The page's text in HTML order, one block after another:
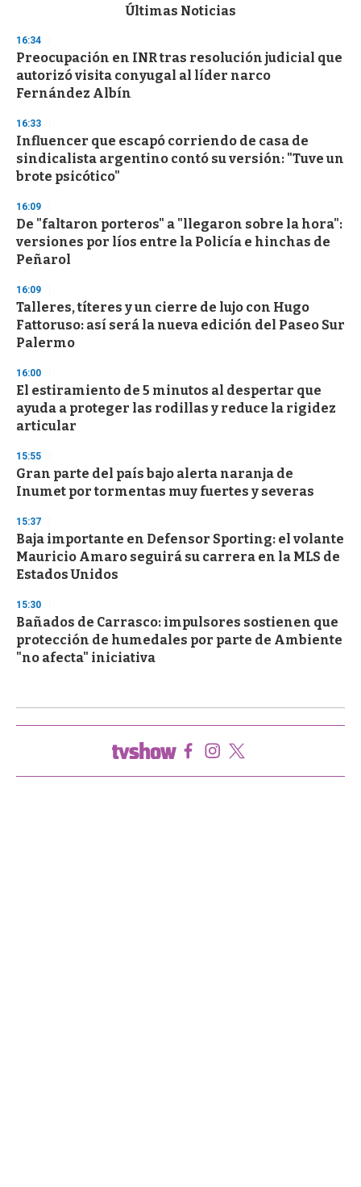
d
s
o
f
3
s
e
c
o
n
Últimas Noticias
16:34
Preocupación en INR tras resolución judicial que
autorizó visita conyugal al líder narco
Fernández Albín
16:33
Influencer que escapó corriendo de casa de
sindicalista argentino contó su versión: "Tuve un
brote psicótico"
16:09
De "faltaron porteros" a "llegaron sobre la hora":
versiones por líos entre la Policía e hinchas de
Peñarol
16:09
Talleres, títeres y un cierre de lujo con Hugo
Fattoruso: así será la nueva edición del Paseo Sur
Palermo
16:00
El estiramiento de 5 minutos al despertar que
ayuda a proteger las rodillas y reduce la rigidez
articular
15:55
Gran parte del país bajo alerta naranja de
Inumet por tormentas muy fuertes y severas
15:37
Baja importante en Defensor Sporting: el volante
Mauricio Amaro seguirá su carrera en la MLS de
Estados Unidos
15:30
Bañados de Carrasco: impulsores sostienen que
protección de humedales por parte de Ambiente
"no afecta" iniciativa